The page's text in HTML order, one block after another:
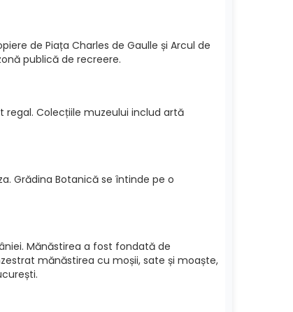
de Piața Charles de Gaulle și Arcul de
publică de recreere.
regal. Colecțiile muzeului includ artă
Grădina Botanică se întinde pe o
Mănăstirea a fost fondată de
mănăstirea cu moșii, sate și moaște,